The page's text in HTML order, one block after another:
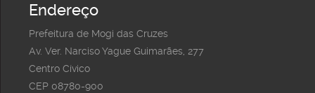
Endereço
Prefeitura de Mogi das Cruzes
Av. Ver. Narciso Yague Guimarães, 277
Centro Cívico
CEP 08780-900